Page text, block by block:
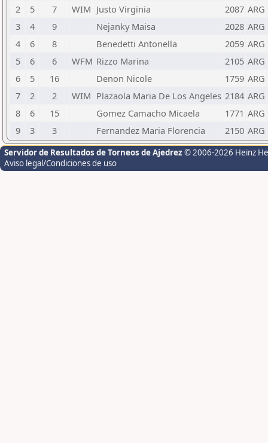
2
5 7 WIM Justo Virginia 2087 ARG
3
4 9 Nejanky Maisa 2028 ARG
4
6 8 Benedetti Antonella 2059 ARG
5
6 6 WFM Rizzo Marina 2105 ARG
6
5 16 Denon Nicole 1759 ARG
7
2 2 WIM Plazaola Maria De Los Angeles 2184 ARG
8
6 15 Gomez Camacho Micaela 1771 ARG
9
3 3 Fernandez Maria Florencia 2150 ARG
Servidor de Resultados de Torneos de Ajedrez © 2006-2026 Heinz
Aviso legal/Condiciones de uso